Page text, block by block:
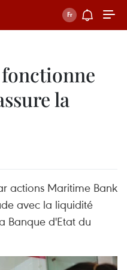
la
actions Maritime Bank
avec la liquidité
Banque d'Etat du